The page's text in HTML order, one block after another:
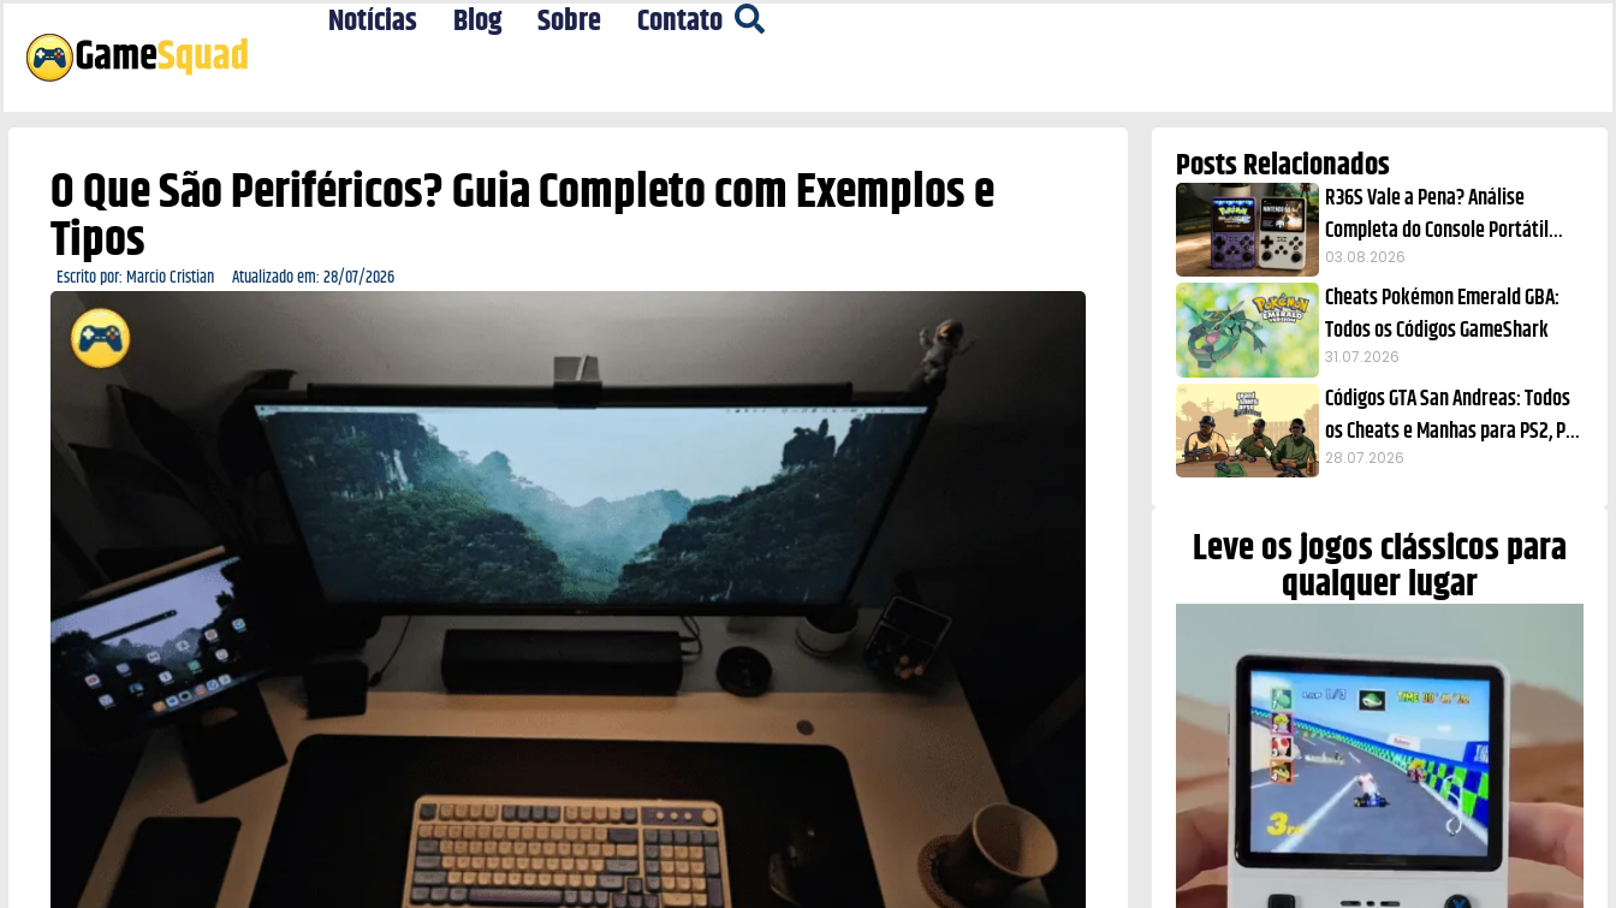
Notícias Blog Sobre Contato
O Que São Periféricos? Guia Completo com Exemplos e
Tipos
Escrito por:Marcio Cristian Atualizado em:28/07/2026
Posts Relacionados
R36S Vale a Pena? Análise
Completa do Console Portátil
Retrô
03.08.2026
Cheats Pokémon Emerald GBA:
Todos os Códigos GameShark
31.07.2026
Códigos GTA San Andreas: Todos
os Cheats e Manhas para PS2, PC,
Xbox e Celular
28.07.2026
Leve os jogos clássicos para
qualquer lugar